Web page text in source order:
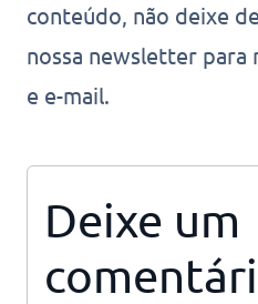
conteúdo, não deixe
nossa newsletter para
e e-mail.
Deixe um